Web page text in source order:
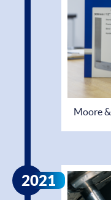
Moore
2021